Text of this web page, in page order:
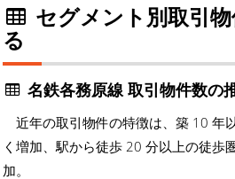
セグメント別取引
る
名鉄各務原線 取引物件数の
近年の取引物件の特徴は、築 10 年
く増加、駅から徒歩 20 分以上の徒歩
加。